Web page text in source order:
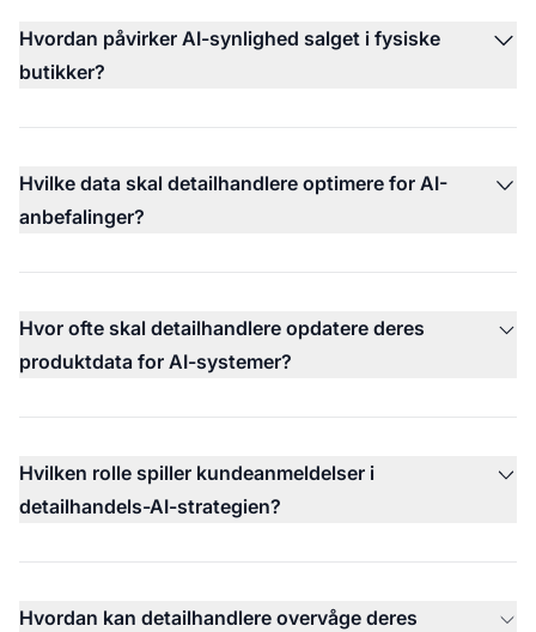
Hvordan påvirker AI-synlighed salget i fysiske
butikker?
Hvilke data skal detailhandlere optimere for AI-
anbefalinger?
Hvor ofte skal detailhandlere opdatere deres
produktdata for AI-systemer?
Hvilken rolle spiller kundeanmeldelser i
detailhandels-AI-strategien?
Hvordan kan detailhandlere overvåge deres